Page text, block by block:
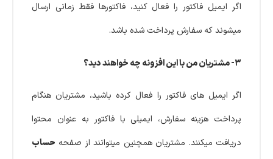
اگر ایمیل فاکتور را فعال کنید، فاکتورها فقط زمانی ارسال
میشوند که سفارش پرداخت شده باشد.
۳- مشتریان من با این افزونه چه خواهند دید؟
اگر ایمیل های فاکتور را فعال کرده باشید، مشتریان هنگام
پرداخت هزینه سفارش، ایمیلی با فاکتور به عنوان محتوا
دریافت میکنند. مشتریان همچنین میتوانند از صفحه حساب